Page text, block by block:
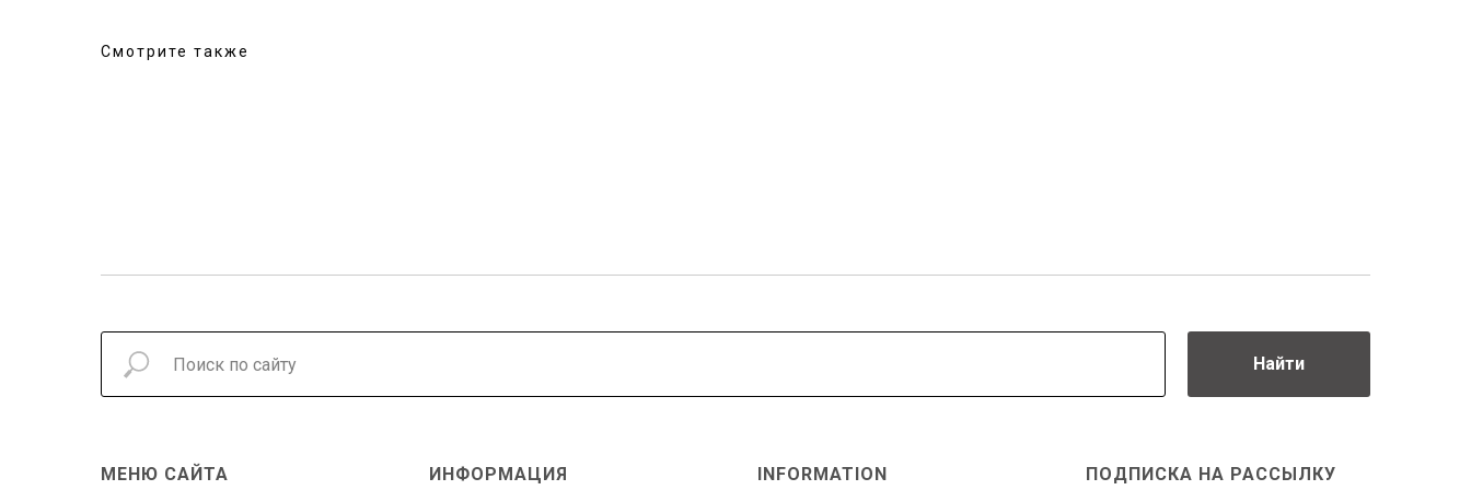
Смотрите также
Найти
МЕНЮ САЙТА ИНФОРМАЦИЯ INFORMATION ПОДПИСКА НА РАССЫЛКУ